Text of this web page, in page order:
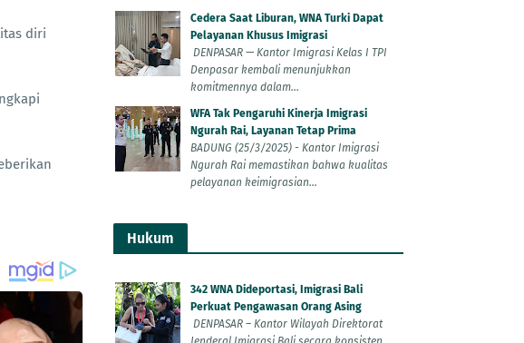
diri
Cedera Saat Liburan, WNA Turki Dapat
Pelayanan Khusus Imigrasi
DENPASAR — Kantor Imigrasi Kelas I TPI
Denpasar kembali menunjukkan
komitmennya dalam...
WFA Tak Pengaruhi Kinerja Imigrasi
Ngurah Rai, Layanan Tetap Prima
BADUNG (25/3/2025) - Kantor Imigrasi
Ngurah Rai memastikan bahwa kualitas
pelayanan keimigrasian...
Hukum
342 WNA Dideportasi, Imigrasi Bali
Perkuat Pengawasan Orang Asing
DENPASAR – Kantor Wilayah Direktorat